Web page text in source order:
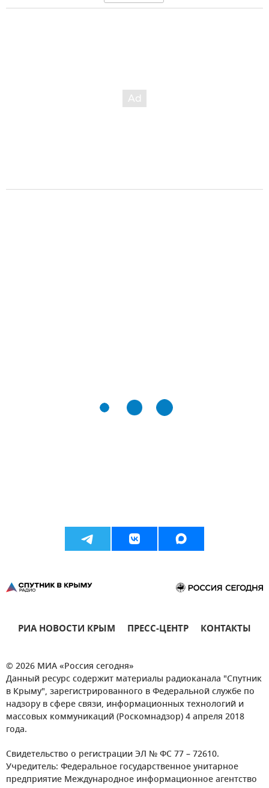
РИА НОВОСТИ КРЫМ ПРЕСС-ЦЕНТР КОНТАКТЫ
© 2026 МИА «Россия сегодня»
Данный ресурс содержит материалы радиоканала "Спутник
в Крыму", зарегистрированного в Федеральной службе по
надзору в сфере связи, информационных технологий и
массовых коммуникаций (Роскомнадзор) 4 апреля 2018
года.
Свидетельство о регистрации ЭЛ № ФС 77 – 72610.
Учредитель: Федеральное государственное унитарное
предприятие Международное информационное агентство